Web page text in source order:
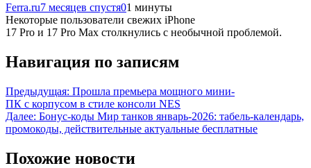
Ferra.ru7 месяцев спустя01 минуты
Некоторые пользователи свежих iPhone
17 Pro и 17 Pro Max столкнулись с необычной проблемой.
Навигация по записям
Предыдущая: Прошла премьера мощного мини-
ПК с корпусом в стиле консоли NES
Далее: Бонус-коды Мир танков январь-2026: табель-календарь,
промокоды, действительные актуальные бесплатные
Похожие новости